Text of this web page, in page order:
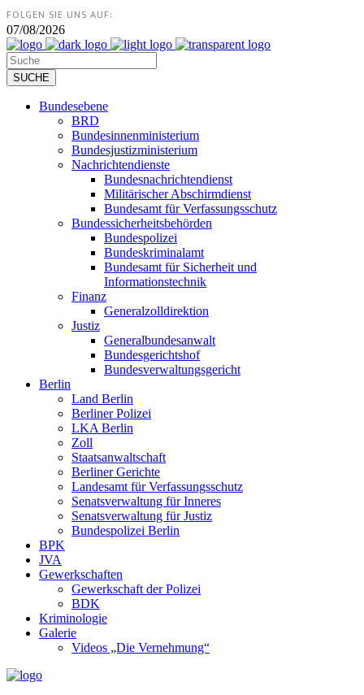
FOLGEN SIE UNS AUF:
07/08/2026
Bundesebene
BRD
Bundesinnenministerium
Bundesjustizministerium
Nachrichtendienste
Bundesnachrichtendienst
Militärischer Abschirmdienst
Bundesamt für Verfassungsschutz
Bundessicherheitsbehörden
Bundespolizei
Bundeskriminalamt
Bundesamt für Sicherheit und
Informationstechnik
Finanz
Generalzolldirektion
Justiz
Generalbundesanwalt
Bundesgerichtshof
Bundesverwaltungsgericht
Berlin
Land Berlin
Berliner Polizei
LKA Berlin
Zoll
Staatsanwaltschaft
Berliner Gerichte
Landesamt für Verfassungsschutz
Senatsverwaltung für Inneres
Senatsverwaltung für Justiz
Bundespolizei Berlin
BPK
JVA
Gewerkschaften
Gewerkschaft der Polizei
BDK
Kriminologie
Galerie
Videos „Die Vernehmung“